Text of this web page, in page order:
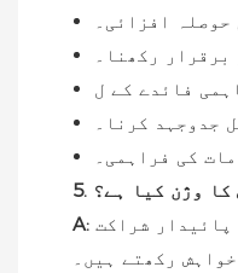
افزائی۔
رکھنا۔
جدوجہد کرنا۔
کی فراہمی۔
کا وژن کیا ہے؟
A: شراکت
رکھتے ہیں۔